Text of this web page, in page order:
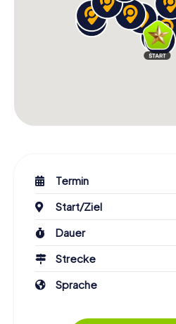
Termin
Start/Ziel
Dauer
Strecke
Sprache